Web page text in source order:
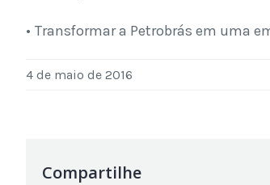
• Transformar a Petrobrás em uma
4 de maio de 2016
Compartilhe